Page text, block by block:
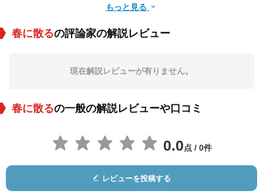
役：
もっと見る
春に散るの評論家の解説レビュー
現在解説レビューが有りません。
春に散るの一般の解説レビューや口コミ
0.0点 / 0件
レビューを投稿する